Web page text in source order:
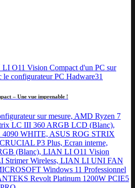
– Une vue imprenable !
sur mesure, AMD Ryzen 7
LC III 360 ARGB LCD (Blanc),
WHITE, ASUS ROG STRIX
P3 Plus, Ecran interne,
(Blanc), LIAN LI O11 Vision
Strimer Wireless, LIAN LI UNI FAN
Windows 11 Professionnel
Revolt Platinum 1200W PCIE5